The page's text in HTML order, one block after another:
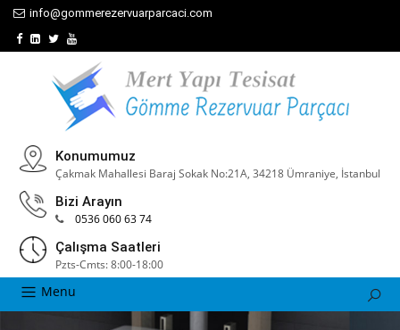
info@gommerezervuarparcaci.com
Konumumuz
Çakmak Mahallesi Baraj Sokak No:21A, 34218 Ümraniye, İstanbul
Bizi Arayın
0536 060 63 74
Çalışma Saatleri
Pzts-Cmts: 8:00-18:00
Menu